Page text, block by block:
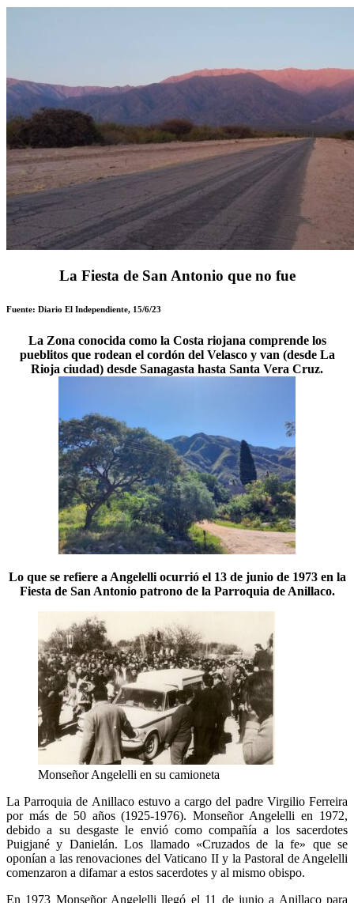
La Fiesta de San Antonio que no fue
Fuente: Diario El Independiente, 15/6/23
La Zona conocida como la Costa riojana comprende los
pueblitos que rodean el cordón del Velasco y van (desde La
Rioja ciudad) desde Sanagasta hasta Santa Vera Cruz.
Lo que se refiere a Angelelli ocurrió el 13 de junio de 1973 en la
Fiesta de San Antonio patrono de la Parroquia de Anillaco.
Monseñor Angelelli en su camioneta
La Parroquia de Anillaco estuvo a cargo del padre Virgilio Ferreira
por más de 50 años (1925-1976). Monseñor Angelelli en 1972,
debido a su desgaste le envió como compañía a los sacerdotes
Puigjané y Danielán. Los llamado «Cruzados de la fe» que se
oponían a las renovaciones del Vaticano II y la Pastoral de Angelelli
comenzaron a difamar a estos sacerdotes y al mismo obispo.
En 1973 Monseñor Angelelli llegó el 11 de junio a Anillaco para